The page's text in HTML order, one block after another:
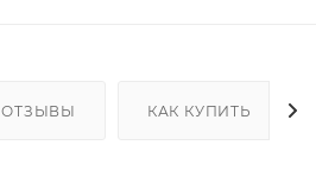
ОТЗЫВЫ КАК КУПИТЬ